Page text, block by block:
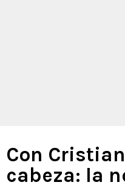
Con
cabeza: la